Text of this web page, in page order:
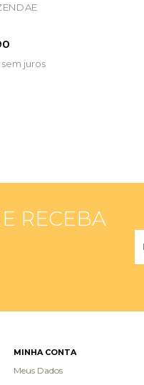
sem juros
E RECEBA
MINHA CONTA
Meus Dados